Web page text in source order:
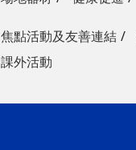
焦點活動及友善連結
課外活動